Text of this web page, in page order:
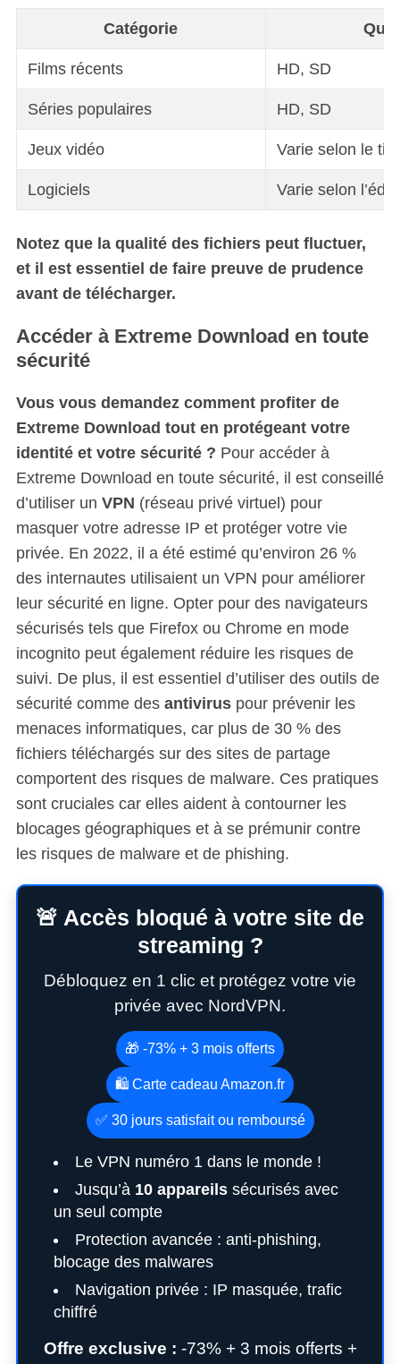
Catégorie
Films récents HD, SD
Séries populaires HD, SD
Jeux vidéo Varie selon le
Logiciels Varie selon
Notez que la qualité des fichiers peut fluctuer,
et il est essentiel de faire preuve de prudence
avant de télécharger.
Accéder à Extreme Download en toute
sécurité
Vous vous demandez comment profiter de
Extreme Download tout en protégeant votre
identité et votre sécurité ? Pour accéder à
Extreme Download en toute sécurité, il est conseillé
d’utiliser un VPN (réseau privé virtuel) pour
masquer votre adresse IP et protéger votre vie
privée. En 2022, il a été estimé qu’environ 26 %
des internautes utilisaient un VPN pour améliorer
leur sécurité en ligne. Opter pour des navigateurs
sécurisés tels que Firefox ou Chrome en mode
incognito peut également réduire les risques de
suivi. De plus, il est essentiel d’utiliser des outils de
sécurité comme des antiviruspour prévenir les
menaces informatiques, car plus de 30 % des
fichiers téléchargés sur des sites de partage
comportent des risques de malware. Ces pratiques
sont cruciales car elles aident à contourner les
blocages géographiques et à se prémunir contre
les risques de malware et de phishing.
🚨 Accès bloqué à votre site de
streaming ?
Débloquez en 1 clic et protégez votre vie
privée avec NordVPN.
🎁 -73% + 3 mois offerts
🛍️ Carte cadeau Amazon.fr
✅ 30 jours satisfait ou remboursé
Le VPN numéro 1 dans le monde !
Jusqu’à 10 appareilssécurisés avec
un seul compte
Protection avancée : anti-phishing,
blocage des malwares
Navigation privée : IP masquée, trafic
chiffré
Offre exclusive : -73% + 3 mois offerts +